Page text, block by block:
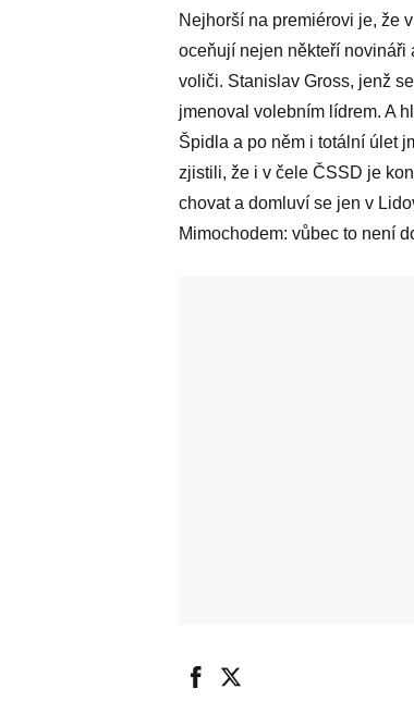
Nejhorší na premiérovi je, že
oceňují nejen někteří novináři
voliči. Stanislav Gross, jenž
jmenoval volebním lídrem. A
Špidla a po něm i totální úlet
zjistili, že i v čele ČSSD je
chovat a domluví se jen v
Mimochodem: vůbec to není